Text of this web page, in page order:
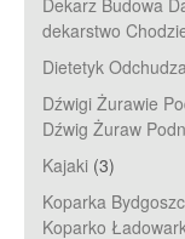
Dekarz Budowa
dekarstwo
Dietetyk
Dźwigi Żurawie
Dźwig Żuraw
Kajaki (3)
Koparka
Koparko